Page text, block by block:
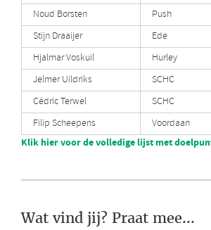
Noud Borsten Push
Stijn Draaijer
Ede
Hjalmar Voskuil
Hurley
Jelmer Uildriks
SCHC
Cédric Terwel
SCHC
Filip Scheepens
Voordaan
Klik hier voor de volledige lijst met
Wat vind jij? Praat mee...